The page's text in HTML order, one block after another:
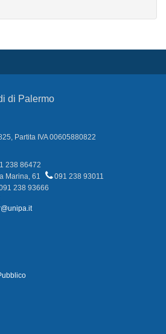
di Palermo
Partita IVA 00605880822
238 86472
Marina, 61
091 238 93011
238 93666